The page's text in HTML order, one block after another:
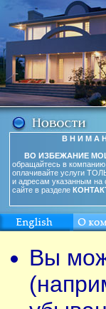
В Н И М А
ВО ИЗБЕЖАНИЕ
обращайтесь в
оплачивайте услуги
и адресам указанным на
сайте в разделе
Вы